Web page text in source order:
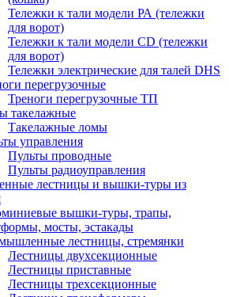
Тележки к тали модели РА (тележки
для ворот)
Тележки к тали модели CD (тележки
для ворот)
Тележки электрические для талей DHS
перегрузочные
Треноги перегрузочные ТП
такелажные
Такелажные ломы
управления
Пульты проводные
Пульты радиоуправления
лестницы и вышки-туры из
вышки-туры, трапы,
мосты, эстакады
лестницы, стремянки
Лестницы двухсекционные
Лестницы приставные
Лестницы трехсекционные